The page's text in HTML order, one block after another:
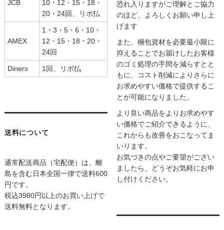
JCB
10・12・15・18・
20・24回、リボ払
AMEX
1・3・5・6・10・
12・15・18・20・
24回
Diners 1回、リボ払
送料について
通常配送商品（宅配便）は、離
島を含む日本全国一律で送料600
円です。
税込3980円以上のお買い上げで
送料無料となります。
恐れ入りますがご理解とご協力
のほど、よろしくお願い申し上
げます
また、梱包資材を必要最小限に
抑えることでお届けしたお客様
のゴミ処理の手間を減らすとと
もに、コスト削減によりさらに
お求めやすい価格で提供するこ
とが可能になりました。
より良い商品をよりお求めやす
い価格でご紹介できるように、
これからも改善をおこなってま
いります。
お気づきの点やご要望がござい
ましたら、どうぞお気軽にお申
し付けください。